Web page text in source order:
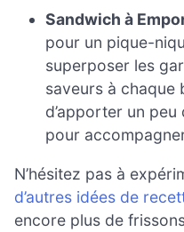
Sandwich à
pour un pique-
superposer les
saveurs à chaque
d’apporter un peu
pour
N’hésitez pas à
d’autres idées de
encore plus de